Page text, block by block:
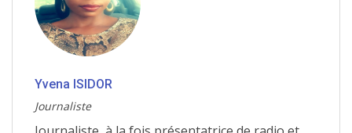
Yvena ISIDOR
Journaliste